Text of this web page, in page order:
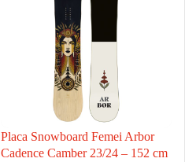
Placa Snowboard Femei Arbor
Cadence Camber 23/24 – 152 cm